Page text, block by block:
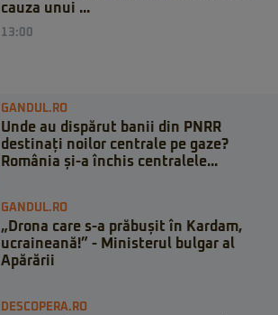
cauza unui ...
13:00
GANDUL.RO
Unde au dispărut banii din PNRR
destinați noilor centrale pe gaze?
România și-a închis centralele...
GANDUL.RO
„Drona care s-a prăbușit în Kardam,
ucraineană!” - Ministerul bulgar al
Apărării
DESCOPERA.RO